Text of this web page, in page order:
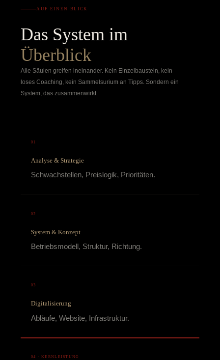
AUF EINEN BLICK
Das System im
Überblick
Alle Säulen greifen ineinander. Kein Einzelbaustein, kein
loses Coaching, kein Sammelsurium an Tipps. Sondern ein
System, das zusammenwirkt.
01
Analyse & Strategie
Schwachstellen, Preislogik, Prioritäten.
02
System & Konzept
Betriebsmodell, Struktur, Richtung.
03
Digitalisierung
Abläufe, Website, Infrastruktur.
04 · KERNLEISTUNG